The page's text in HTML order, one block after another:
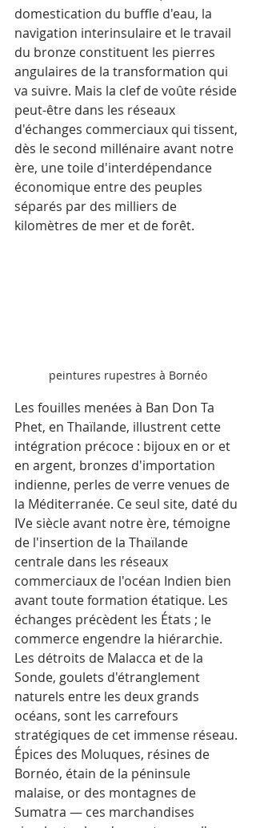
domestication du buffle d'eau, la
navigation interinsulaire et le travail
du bronze constituent les pierres
angulaires de la transformation qui
va suivre. Mais la clef de voûte réside
peut-être dans les réseaux
d'échanges commerciaux qui tissent,
dès le second millénaire avant notre
ère, une toile d'interdépendance
économique entre des peuples
séparés par des milliers de
kilomètres de mer et de forêt.
peintures rupestres à Bornéo
Les fouilles menées à Ban Don Ta
Phet, en Thaïlande, illustrent cette
intégration précoce : bijoux en or et
en argent, bronzes d'importation
indienne, perles de verre venues de
la Méditerranée. Ce seul site, daté du
IVe siècle avant notre ère, témoigne
de l'insertion de la Thaïlande
centrale dans les réseaux
commerciaux de l'océan Indien bien
avant toute formation étatique. Les
échanges précèdent les États ; le
commerce engendre la hiérarchie.
Les détroits de Malacca et de la
Sonde, goulets d'étranglement
naturels entre les deux grands
océans, sont les carrefours
stratégiques de cet immense réseau.
Épices des Moluques, résines de
Bornéo, étain de la péninsule
malaise, or des montagnes de
Sumatra — ces marchandises